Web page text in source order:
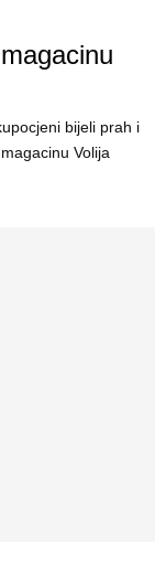
bijeli prah i
Volija